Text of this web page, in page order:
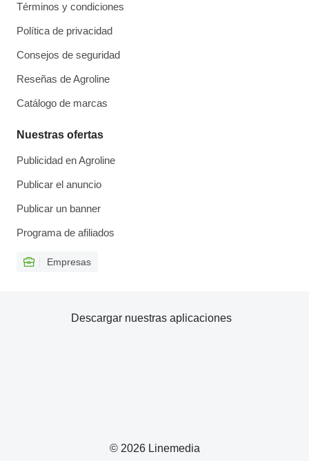
Términos y condiciones
Política de privacidad
Consejos de seguridad
Reseñas de Agroline
Catálogo de marcas
Nuestras ofertas
Publicidad en Agroline
Publicar el anuncio
Publicar un banner
Programa de afiliados
Empresas
© 2026 Linemedia
Descargar nuestras aplicaciones